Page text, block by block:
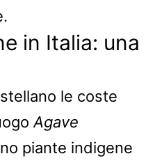
in Italia: una
le coste
Agave
piante indigene